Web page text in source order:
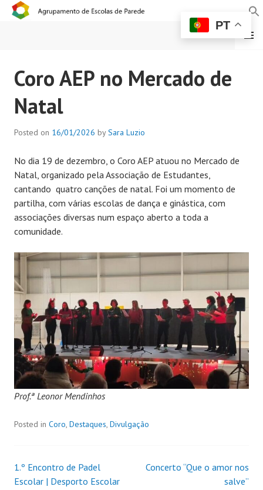
AGRUPAMENTO DE
ESCOLAS DE PAREDE
MENU
Coro AEP no Mercado de
Natal
Posted on 16/01/2026 bySara Luzio
No dia 19 de dezembro, o Coro AEP atuou no Mercado de
Natal, organizado pela Associação de Estudantes,
cantando quatro canções de natal. Foi um momento de
partilha, com várias escolas de dança e ginástica, com
associações diversas num espaço aberto a toda a
comunidade.
Prof.ª Leonor Mendinhos
Posted in Coro, Destaques, Divulgação
1.º Encontro de Padel
Escolar | Desporto Escolar
Concerto “Que o amor nos
salve”
PT